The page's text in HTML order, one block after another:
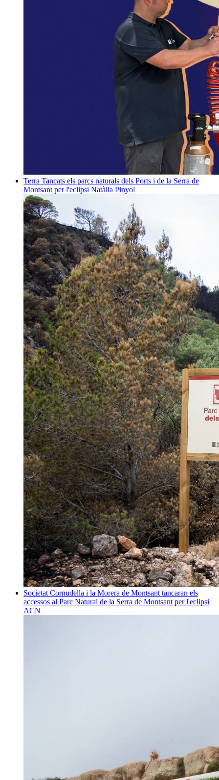
Terra Tancats els parcs naturals dels Ports i de la Serra de
Montsant per l'eclipsi Natàlia Pinyol
Societat Cornudella i la Morera de Montsant tancaran els
accessos al Parc Natural de la Serra de Montsant per l'eclipsi
ACN